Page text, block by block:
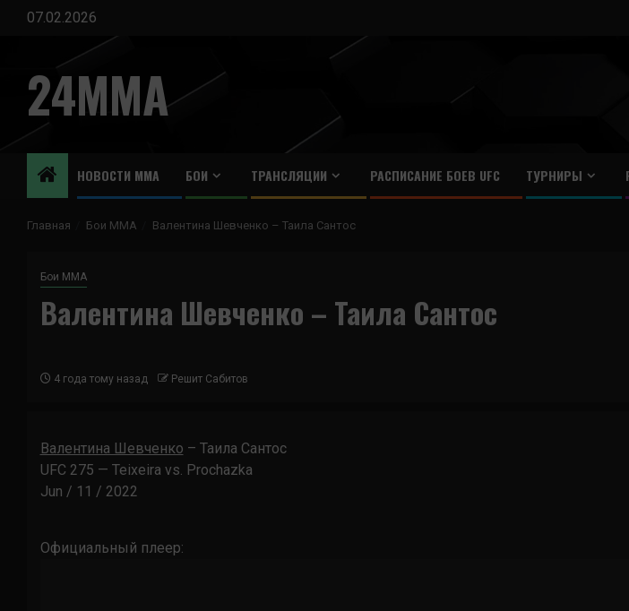
Перейти
содержимому
07.02.2026
24MMA
НОВОСТИ ММА БОИ ТРАНСЛЯЦИИ РАСПИСАНИЕ БОЕВ UFC ТУРНИРЫ
Главная Бои ММА Валентина Шевченко – Таила Сантос
Бои ММА
Валентина Шевченко – Таила Сантос
4 года тому назад Решит Сабитов
Валентина Шевченко – Таила Сантос
UFC 275 — Teixeira vs. Prochazka
Jun / 11 / 2022
Официальный плеер: